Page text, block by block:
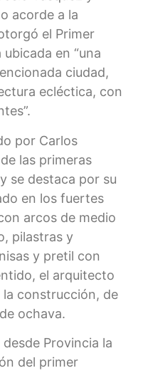
acorde a la
el Primer
en “una
ciudad,
ecléctica, con
por Carlos
las primeras
se destaca por su
en los fuertes
arcos de medio
pilastras y
y pretil con
el arquitecto
construcción, de
ochava.
Provincia la
del primer